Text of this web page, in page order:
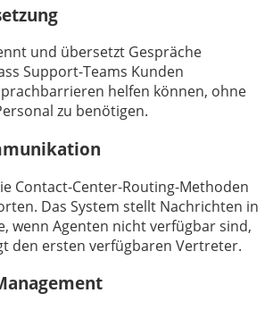
und übersetzt Gespräche
Support-Teams Kunden
helfen können, ohne
zu benötigen.
Contact-Center-Routing-Methoden
Das System stellt Nachrichten in
wenn Agenten nicht verfügbar sind,
den ersten verfügbaren Vertreter.